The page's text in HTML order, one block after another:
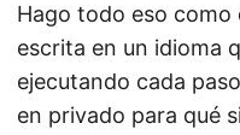
Hago todo eso como
escrita en un idioma
ejecutando cada
en privado para qué